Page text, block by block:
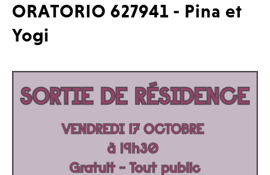
ORATORIO 627941 - Pina et
Yogi